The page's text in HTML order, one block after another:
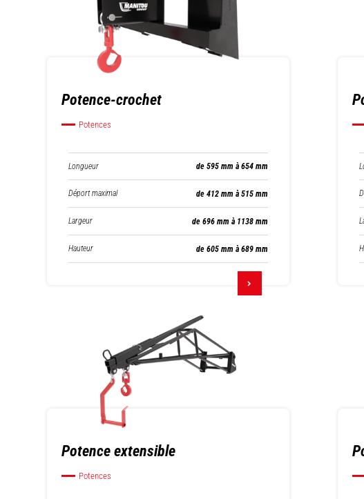
Potence-crochet
Potences
Longueur de 595 mm à 654 mm
Déport maximal de 412 mm à 515 mm
Largeur de 696 mm à 1138 mm
Hauteur de 605 mm à 689 mm
Potence extensible
Potences